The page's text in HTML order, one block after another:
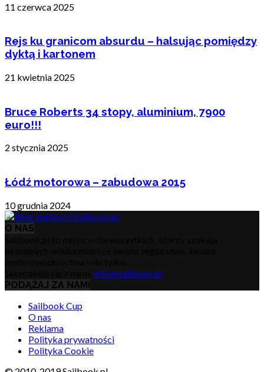
11 czerwca 2025
Rejs ku granicom absurdu – halsując pomiędzy
dyktą i kartonem
21 kwietnia 2025
Bruce Roberts 34 stopy, aluminium, 7900
euro!!!
2 stycznia 2025
Łódź motorowa – zabudowa 2015
10 grudnia 2024
O NAS
info@sailbook.pl
PODĄŻAJ ZA NAMI
Sailbook Cup
O nas
Reklama
Polityka prywatności
Polityka Cookie